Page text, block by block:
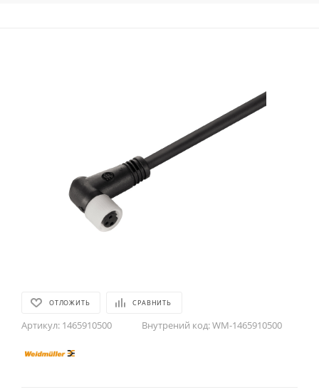
ОТЛОЖИТЬ СРАВНИТЬ
Артикул: 1465910500 Внутрений код:WM-1465910500